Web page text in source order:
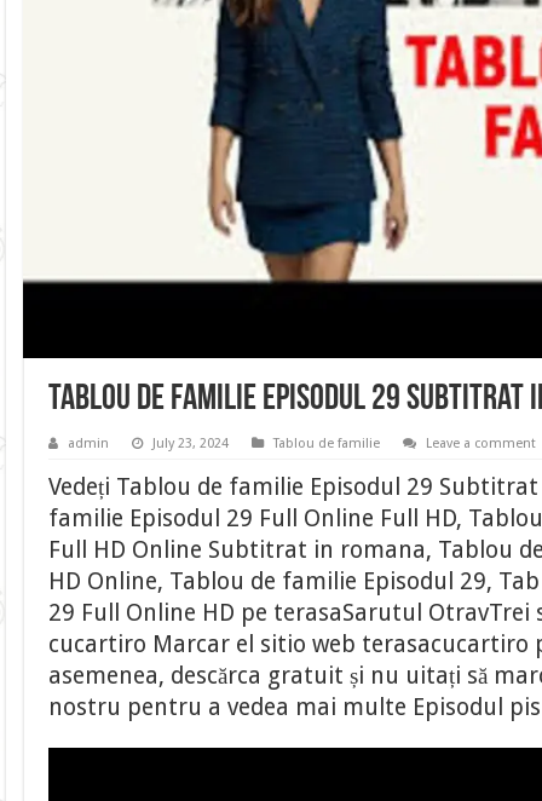
Tablou de familie Episodul 29 Subtitrat
admin July 23, 2024 Tablou de familie Leave a comment
Vedeți Tablou de familie Episodul 29
familie Episodul 29 Full Online Full HD,
Full HD Online Subtitrat in romana, Tablou
HD Online, Tablou de familie Episodul 29,
29 Full Online HD pe terasaSarutul
cucartiro Marcar el sitio web terasacucartiro
asemenea, descărca gratuit și nu uitați să
nostru pentru a vedea mai multe Episodul